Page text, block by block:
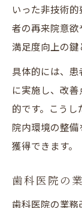
いった非技術
者の再来院意
満足度向上の鍵
具体的には、
に実施し、改
的です。こう
院内環境の整
獲得できます。
歯科医院の
歯科医院の業